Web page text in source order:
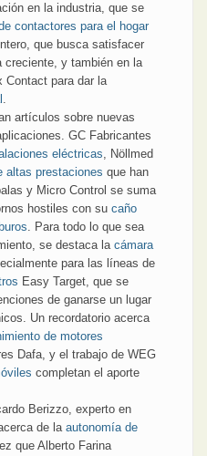
en la industria, que se
contactores para el hogar
que busca satisfacer
creciente, y también en la
Contact para dar la
.
artículos sobre nuevas
GC Fabricantes
eléctricas, Nöllmed
altas prestaciones que han
y Micro Control se suma
hostiles con su caño
. Para todo lo que sea
se destaca la cámara
para las líneas de
Easy Target, que se
de ganarse un lugar
Un recordatorio acerca
de motores
Dafa, y el trabajo de WEG
completan el aporte
Berizzo, experto en
de laautonomía de
que Alberto Farina